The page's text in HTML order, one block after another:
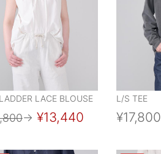
LACE BLOUSE
→ ¥13,440
L/S TEE
¥17,800